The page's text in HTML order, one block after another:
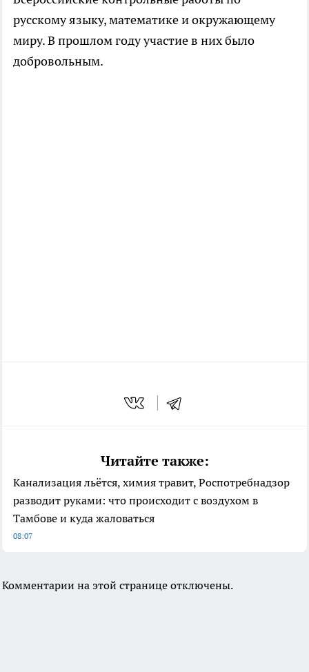
русскому языку, математике и окружающему
миру. В прошлом году участие в них было
добровольным.
Читайте также:
Канализация льётся, химия травит, Роспотребнадзор
разводит руками: что происходит с воздухом в
Тамбове и куда жаловаться
08:07
Комментарии на этой странице отключены.